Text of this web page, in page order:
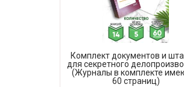
Комплект документов и
для секретного
(Журналы в комплекте
60 страниц)